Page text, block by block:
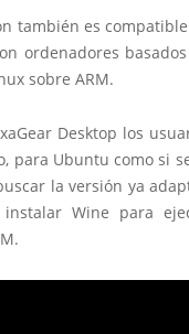
también es
ordenadores
sobre ARM.
Desktop los
para Ubuntu como si
la versión ya
Wine para